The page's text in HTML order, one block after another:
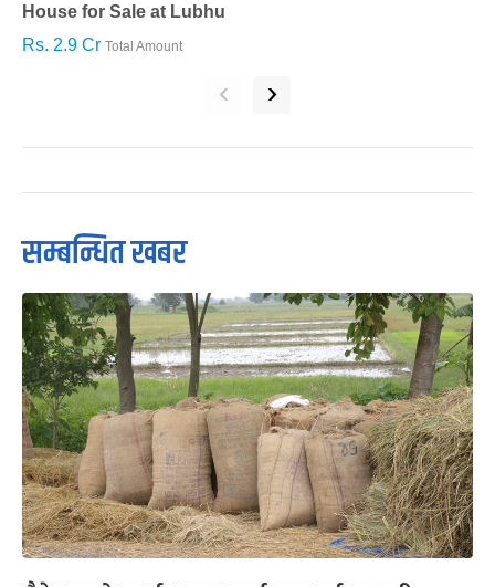
House for Sale at Lubhu
Rs. 2.9 Cr Total Amount
‹ ›
सम्बन्धित खबर